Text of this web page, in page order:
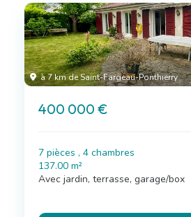
à 7 km de Saint-Fargeau-Ponthierry
400 000 €
7 pièces , 4 chambres
137.00 m²
Avec jardin, terrasse, garage/box